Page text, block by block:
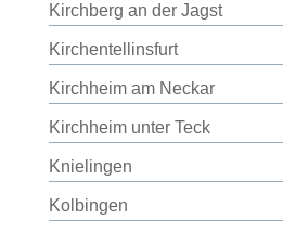
Kirchberg an der Jagst
Kirchentellinsfurt
Kirchheim am Neckar
Kirchheim unter Teck
Knielingen
Kolbingen